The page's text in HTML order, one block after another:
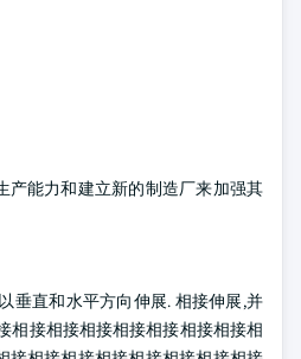
产能力和建立新的制造厂来加强其
垂直和水平方向伸展. 相接伸展,并
相接相接相接相接相接相接相接相